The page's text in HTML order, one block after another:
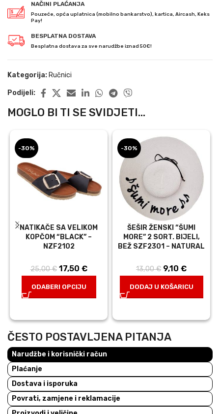
NAČINI PLAĆANJA
Pouzeće, opća uplatnica (mobilno bankarstvo), kartica, Aircash, Keks
Pay!
BESPLATNA DOSTAVA
Besplatna dostava za sve narudžbe iznad 50€!
Kategorija: Ručnici
Podijeli:
MOGLO BI TI SE SVIDJETI...
-30%
NATIKAČE SA VELIKOM
KOPČOM “BLACK” –
NZF2102
25,00€
Izvorna
25,00 €.
17,50 €Trenutna
ODABERI OPCIJU
-30%
ŠEŠIR ŽENSKI “ŠUMI
MORE” 2 SORT. BIJELI,
BEŽ SZF2301 – NATURAL
13,00€
Izvorna
je: 13,00 €.
9,10 €
9,10 €.
DODAJ U KOŠARICU
ČESTO POSTAVLJENA PITANJA
Narudžbe i korisnički račun
Plaćanje
Dostava i isporuka
Povrati, zamjene i reklamacije